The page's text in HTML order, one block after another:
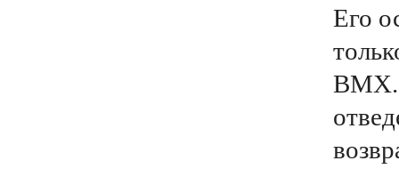
Его
BMX.